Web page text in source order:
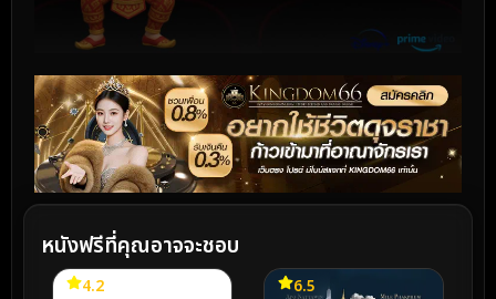
หนังฟรีที่คุณอาจจะชอบ
4.2 6.5